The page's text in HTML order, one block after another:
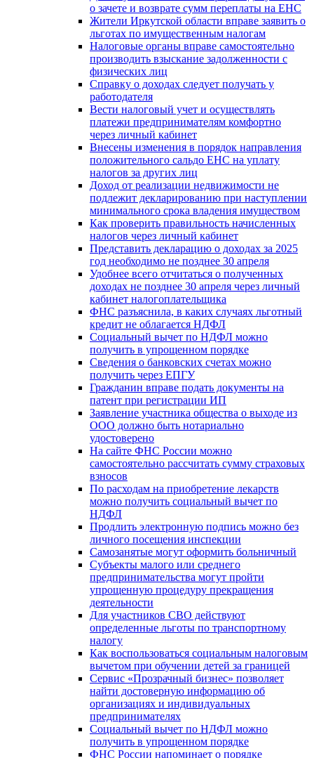
о зачете и возврате сумм переплаты на ЕНС
Жители Иркутской области вправе заявить о
льготах по имущественным налогам
Налоговые органы вправе самостоятельно
производить взыскание задолженности с
физических лиц
Справку о доходах следует получать у
работодателя
Вести налоговый учет и осуществлять
платежи предпринимателям комфортно
через личный кабинет
Внесены изменения в порядок направления
положительного сальдо ЕНС на уплату
налогов за других лиц
Доход от реализации недвижимости не
подлежит декларированию при наступлении
минимального срока владения имуществом
Как проверить правильность начисленных
налогов через личный кабинет
Представить декларацию о доходах за 2025
год необходимо не позднее 30 апреля
Удобнее всего отчитаться о полученных
доходах не позднее 30 апреля через личный
кабинет налогоплательщика
ФНС разъяснила, в каких случаях льготный
кредит не облагается НДФЛ
Социальный вычет по НДФЛ можно
получить в упрощенном порядке
Сведения о банковских счетах можно
получить через ЕПГУ
Гражданин вправе подать документы на
патент при регистрации ИП
Заявление участника общества о выходе из
ООО должно быть нотариально
удостоверено
На сайте ФНС России можно
самостоятельно рассчитать сумму страховых
взносов
По расходам на приобретение лекарств
можно получить социальный вычет по
НДФЛ
Продлить электронную подпись можно без
личного посещения инспекции
Самозанятые могут оформить больничный
Субъекты малого или среднего
предпринимательства могут пройти
упрощенную процедуру прекращения
деятельности
Для участников СВО действуют
определенные льготы по транспортному
налогу
Как воспользоваться социальным налоговым
вычетом при обучении детей за границей
Сервис «Прозрачный бизнес» позволяет
найти достоверную информацию об
организациях и индивидуальных
предпринимателях
Социальный вычет по НДФЛ можно
получить в упрощенном порядке
ФНС России напоминает о порядке